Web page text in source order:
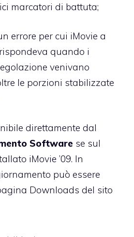
marcatori di battuta;
errore per cui iMovie a
quando i
venivano
le porzioni stabilizzate
direttamente dal
Software se sul
iMovie ’09. In
può essere
Downloads del sito